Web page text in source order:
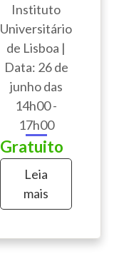
Instituto
Universitário
de Lisboa |
Data: 26 de
junho das
14h00 -
17h00
Gratuito
Leia
mais